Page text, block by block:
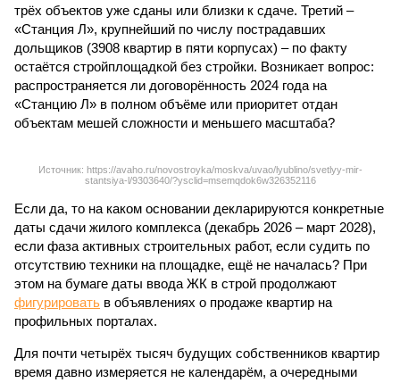
трёх объектов уже сданы или близки к сдаче. Третий –
«Станция Л», крупнейший по числу пострадавших
дольщиков (3908 квартир в пяти корпусах) – по факту
остаётся стройплощадкой без стройки. Возникает вопрос:
распространяется ли договорённость 2024 года на
«Станцию Л» в полном объёме или приоритет отдан
объектам мешей сложности и меньшего масштаба?
Источник: https://avaho.ru/novostroyka/moskva/uvao/lyublino/svetlyy-mir-
stantsiya-l/9303640/?ysclid=msemqdok6w326352116
Если да, то на каком основании декларируются конкретные
даты сдачи жилого комплекса (декабрь 2026 – март 2028),
если фаза активных строительных работ, если судить по
отсутствию техники на площадке, ещё не началась? При
этом на бумаге даты ввода ЖК в строй продолжают
фигурировать в объявлениях о продаже квартир на
профильных порталах.
Для почти четырёх тысяч будущих собственников квартир
время давно измеряется не календарём, а очередными